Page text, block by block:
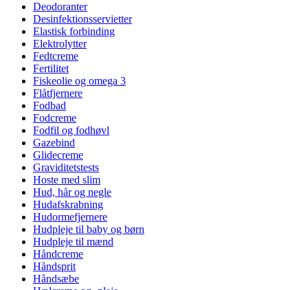
Deodoranter
Desinfektionsservietter
Elastisk forbinding
Elektrolytter
Fedtcreme
Fertilitet
Fiskeolie og omega 3
Flåtfjernere
Fodbad
Fodcreme
Fodfil og fodhøvl
Gazebind
Glidecreme
Graviditetstests
Hoste med slim
Hud, hår og negle
Hudafskrabning
Hudormefjernere
Hudpleje til baby og børn
Hudpleje til mænd
Håndcreme
Håndsprit
Håndsæbe